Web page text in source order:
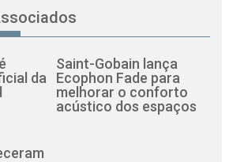
da
Saint-Gobain lança
Ecophon Fade para
melhorar o conforto
acústico dos espaços